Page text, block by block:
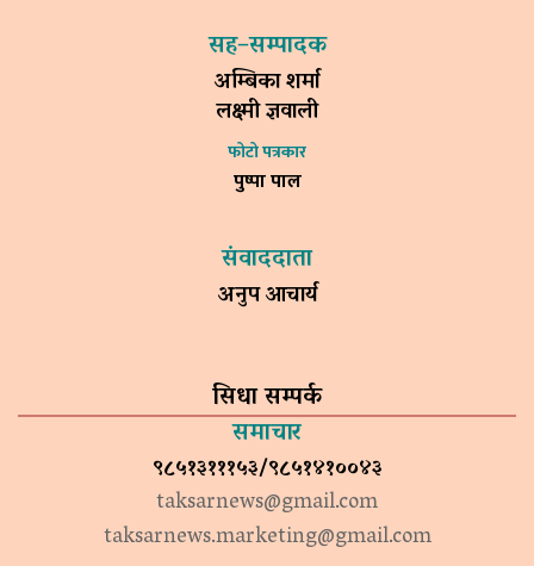
सह–सम्पादक
अम्बिका शर्मा
लक्ष्मी ज्ञवाली
फोटो पत्रकार
पुष्पा पाल
संवाददाता
अनुप आचार्य
सिधा सम्पर्क
समाचार
९८५१३१११५३/९८५१४१००४३
taksarnews@gmail.com
taksarnews.marketing@gmail.com